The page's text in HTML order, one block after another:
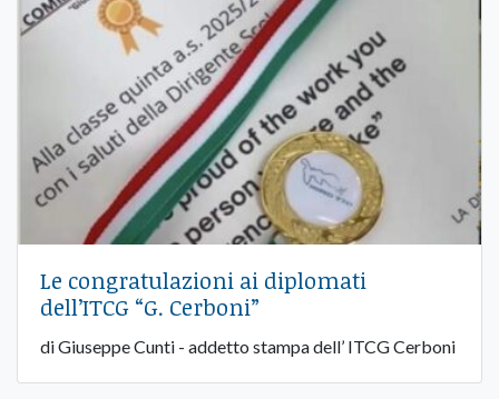
Le congratulazioni ai diplomati
dell’ITCG “G. Cerboni”
di Giuseppe Cunti - addetto stampa dell’ ITCG Cerboni